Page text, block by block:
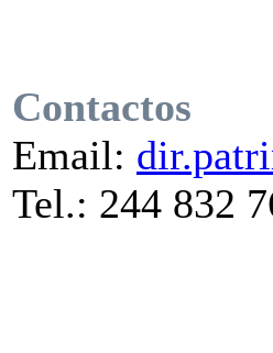
Contactos
Email:
Tel.: 244 832